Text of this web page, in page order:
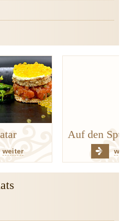
Auf den Spuren der Bergischen Küchenklassiker